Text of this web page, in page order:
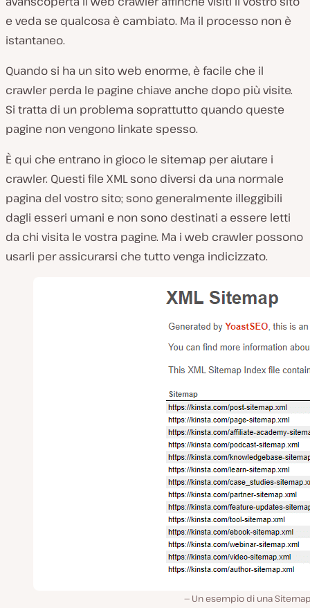
e veda se qualcosa è cambiato. Ma il processo non è
istantaneo.
Quando si ha un sito web enorme, è facile che il
crawler perda le pagine chiave anche dopo più visite.
Si tratta di un problema soprattutto quando queste
pagine non vengono linkate spesso.
È qui che entrano in gioco le sitemap per aiutare i
crawler. Questi file XML sono diversi da una normale
pagina del vostro sito; sono generalmente illeggibili
dagli esseri umani e non sono destinati a essere letti
da chi visita le vostra pagine. Ma i web crawler possono
usarli per assicurarsi che tutto venga indicizzato.
Un esempio di una